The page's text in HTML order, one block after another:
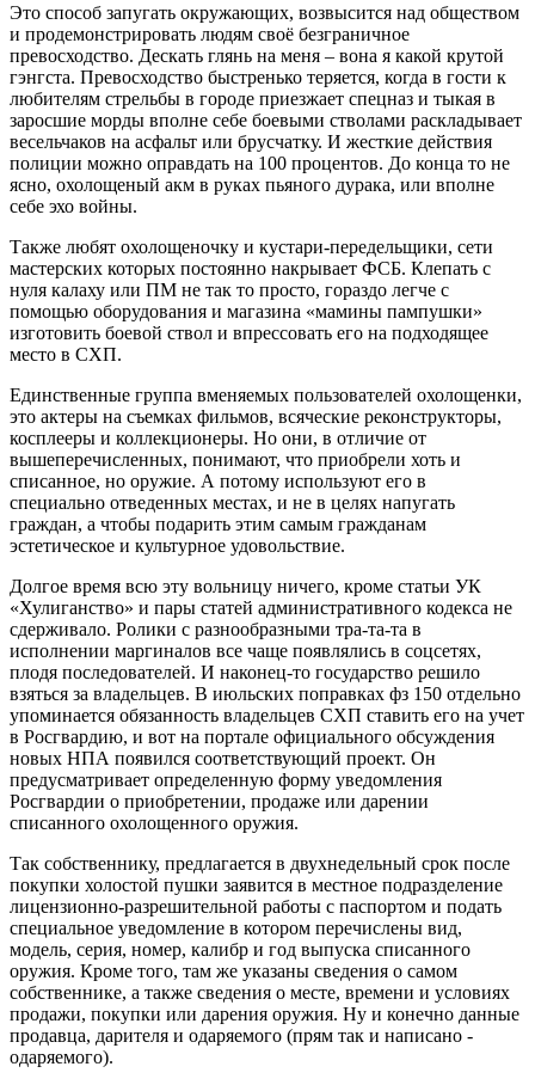
Это способ запугать окружающих, возвысится над обществом
и продемонстрировать людям своё безграничное
превосходство. Дескать глянь на меня – вона я какой крутой
гэнгста. Превосходство быстренько теряется, когда в гости к
любителям стрельбы в городе приезжает спецназ и тыкая в
заросшие морды вполне себе боевыми стволами раскладывает
весельчаков на асфальт или брусчатку. И жесткие действия
полиции можно оправдать на 100 процентов. До конца то не
ясно, охолощеный акм в руках пьяного дурака, или вполне
себе эхо войны.
Также любят охолощеночку и кустари-передельщики, сети
мастерских которых постоянно накрывает ФСБ. Клепать с
нуля калаху или ПМ не так то просто, гораздо легче с
помощью оборудования и магазина «мамины пампушки»
изготовить боевой ствол и впрессовать его на подходящее
место в СХП.
Единственные группа вменяемых пользователей охолощенки,
это актеры на съемках фильмов, всяческие реконструкторы,
косплееры и коллекционеры. Но они, в отличие от
вышеперечисленных, понимают, что приобрели хоть и
списанное, но оружие. А потому используют его в
специально отведенных местах, и не в целях напугать
граждан, а чтобы подарить этим самым гражданам
эстетическое и культурное удовольствие.
Долгое время всю эту вольницу ничего, кроме статьи УК
«Хулиганство» и пары статей административного кодекса не
сдерживало. Ролики с разнообразными тра-та-та в
исполнении маргиналов все чаще появлялись в соцсетях,
плодя последователей. И наконец-то государство решило
взяться за владельцев. В июльских поправках фз 150 отдельно
упоминается обязанность владельцев СХП ставить его на учет
в Росгвардию, и вот на портале официального обсуждения
новых НПА появился соответствующий проект. Он
предусматривает определенную форму уведомления
Росгвардии о приобретении, продаже или дарении
списанного охолощенного оружия.
Так собственнику, предлагается в двухнедельный срок после
покупки холостой пушки заявится в местное подразделение
лицензионно-разрешительной работы с паспортом и подать
специальное уведомление в котором перечислены вид,
модель, серия, номер, калибр и год выпуска списанного
оружия. Кроме того, там же указаны сведения о самом
собственнике, а также сведения о месте, времени и условиях
продажи, покупки или дарения оружия. Ну и конечно данные
продавца, дарителя и одаряемого (прям так и написано -
одаряемого).